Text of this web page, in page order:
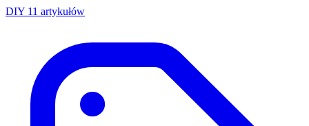
DIY 11 artykułów